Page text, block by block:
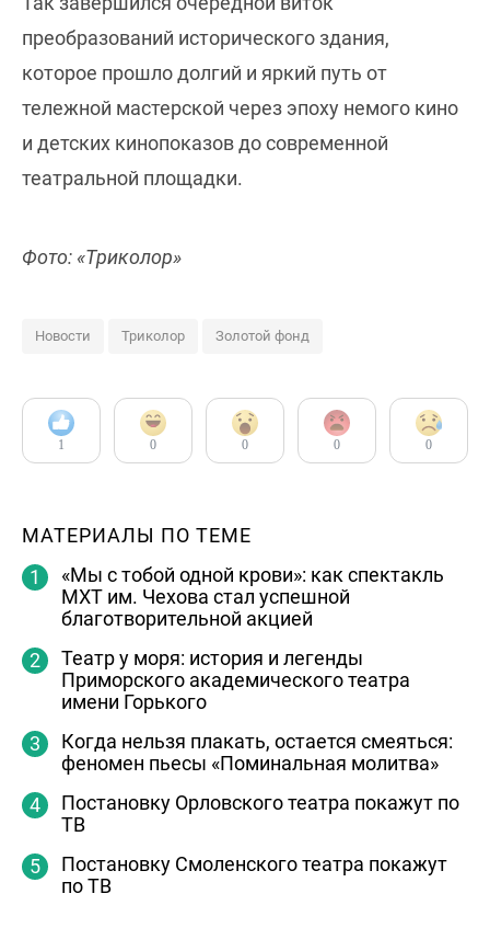
преобразований исторического здания,
которое прошло долгий и яркий путь от
тележной мастерской через эпоху немого кино
и детских кинопоказов до современной
театральной площадки.
Фото: «Триколор»
Новости Триколор Золотой фонд
1 0 0 0 0
МАТЕРИАЛЫ ПО ТЕМЕ
«Мы с тобой одной крови»: как спектакль
МХТ им. Чехова стал успешной
благотворительной акцией
Театр у моря: история и легенды
Приморского академического театра
имени Горького
Когда нельзя плакать, остается смеяться:
феномен пьесы «Поминальная молитва»
Постановку Орловского театра покажут по
ТВ
Постановку Смоленского театра покажут
по ТВ